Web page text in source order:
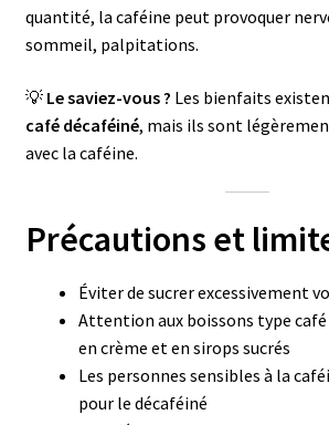
quantité, la caféine peut provoquer
sommeil, palpitations.
💡 Le saviez-vous ? Les bienfaits
café décaféiné, mais ils sont
avec la caféine.
Précautions et
Éviter de sucrer excessivement
Attention aux boissons type
en crème et en sirops sucrés
Les personnes sensibles à la
pour le décaféiné